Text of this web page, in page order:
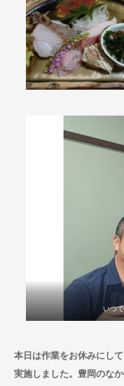
いつ
本日は作業をお休みにし
実施しました。豊岡のな